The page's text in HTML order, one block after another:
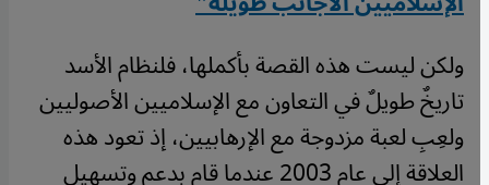
ولكن ليست هذه القصة بأكملها، فلنظام الأسد
تاريخٌ طويلٌ في التعاون مع الإسلاميين الأصوليين
ولعِبِ لعبة مزدوجة مع الإرهابيين، إذ تعود هذه
العلاقة إلى عام 2003 عندما قام بدعم وتسهيل